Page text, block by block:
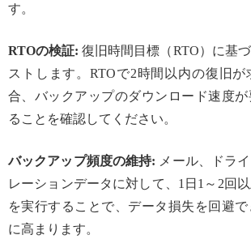
す。
RTOの検証: 復旧時間目標（RTO）に基
ストします。RTOで2時間以内の復旧
合、バックアップのダウンロード速度
ることを確認してください。
バックアップ頻度の維持: メール、ドラ
レーションデータに対して、1日1～2回
を実行することで、データ損失を回避
に高まります。